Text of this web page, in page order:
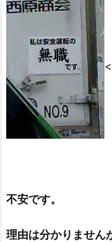
<
不安です。
理由は分かりません